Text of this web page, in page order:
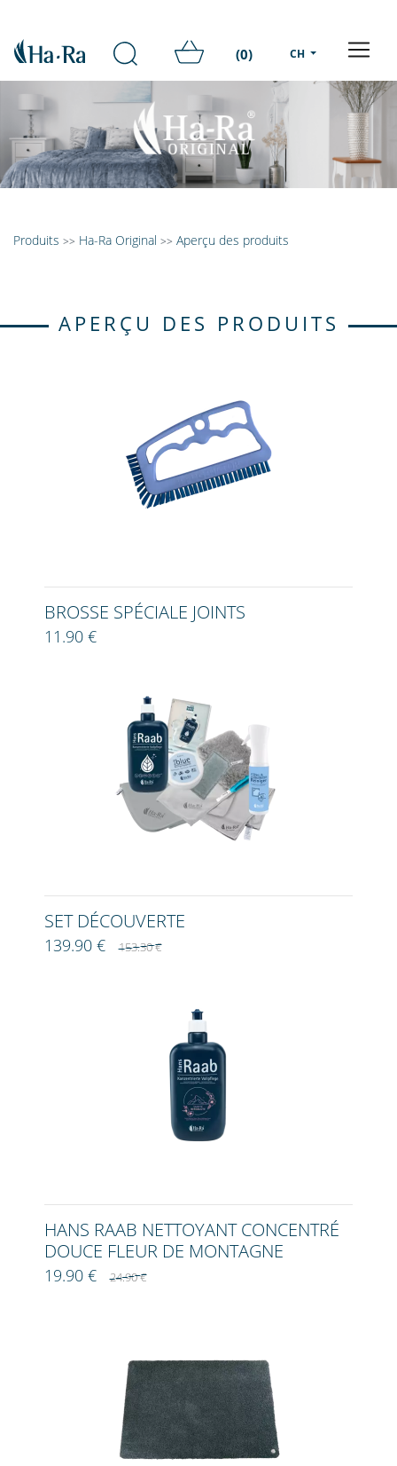
(0) CH
Produits >> Ha-Ra Original >> Aperçu des produits
APERÇU DES PRODUITS
BROSSE SPÉCIALE JOINTS
11.90 €
SET DÉCOUVERTE
139.90 €153.30 €
HANS RAAB NETTOYANT CONCENTRÉ
DOUCE FLEUR DE MONTAGNE
19.90 €24.90 €